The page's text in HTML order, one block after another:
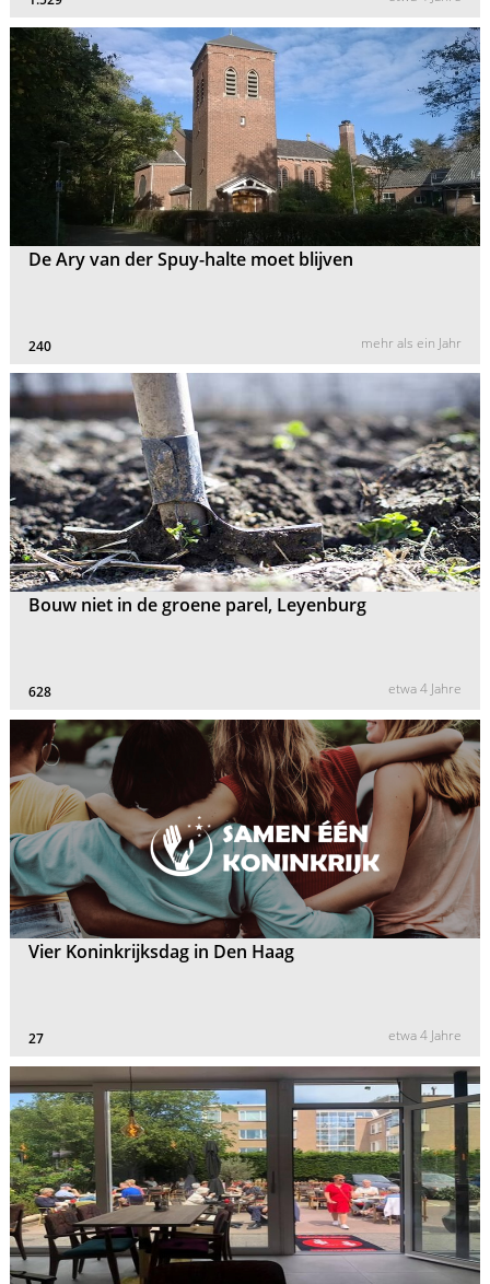
De Ary van der Spuy-halte moet blijven
240 mehr als ein Jahr
Bouw niet in de groene parel, Leyenburg
628 etwa 4 Jahre
Vier Koninkrijksdag in Den Haag
27 etwa 4 Jahre